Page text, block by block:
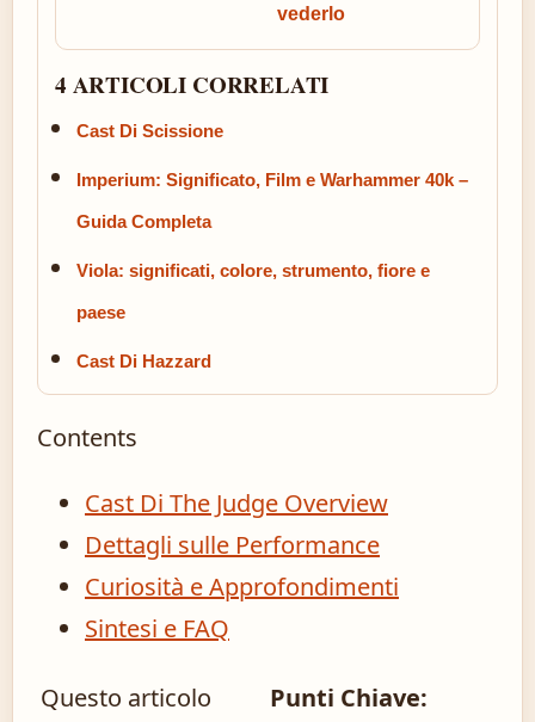
vederlo
4 ARTICOLI CORRELATI
Cast Di Scissione
Imperium: Significato, Film e Warhammer 40k –
Guida Completa
Viola: significati, colore, strumento, fiore e
paese
Cast Di Hazzard
Contents
Cast Di The Judge Overview
Dettagli sulle Performance
Curiosità e Approfondimenti
Sintesi e FAQ
Questo articolo
Punti Chiave: